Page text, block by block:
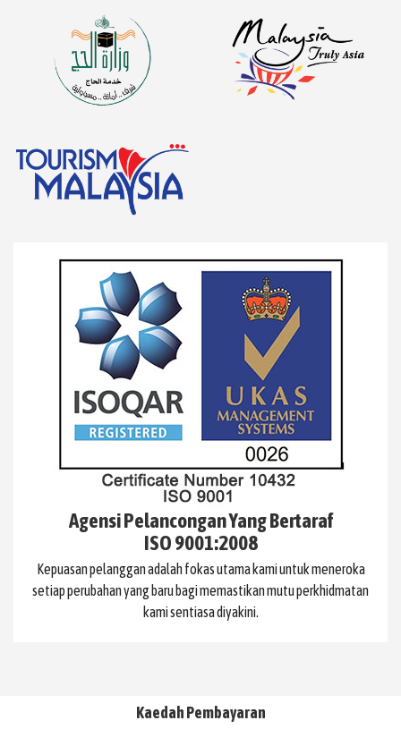
Agensi Pelancongan Yang Bertaraf
ISO 9001:2008
Kepuasan pelanggan adalah fokas utama kami untuk meneroka
setiap perubahan yang baru bagi memastikan mutu perkhidmatan
kami sentiasa diyakini.
Kaedah Pembayaran